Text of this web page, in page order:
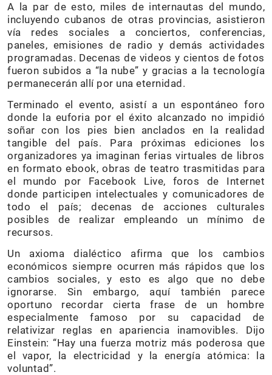
A la par de esto, miles de internautas del mundo,
incluyendo cubanos de otras provincias, asistieron
vía redes sociales a conciertos, conferencias,
paneles, emisiones de radio y demás actividades
programadas. Decenas de videos y cientos de fotos
fueron subidos a “la nube” y gracias a la tecnología
permanecerán allí por una eternidad.
Terminado el evento, asistí a un espontáneo foro
donde la euforia por el éxito alcanzado no impidió
soñar con los pies bien anclados en la realidad
tangible del país. Para próximas ediciones los
organizadores ya imaginan ferias virtuales de libros
en formato ebook, obras de teatro trasmitidas para
el mundo por Facebook Live, foros de Internet
donde participen intelectuales y comunicadores de
todo el país; decenas de acciones culturales
posibles de realizar empleando un mínimo de
recursos.
Un axioma dialéctico afirma que los cambios
económicos siempre ocurren más rápidos que los
cambios sociales, y esto es algo que no debe
ignorarse. Sin embargo, aquí también parece
oportuno recordar cierta frase de un hombre
especialmente famoso por su capacidad de
relativizar reglas en apariencia inamovibles. Dijo
Einstein: “Hay una fuerza motriz más poderosa que
el vapor, la electricidad y la energía atómica: la
voluntad”.